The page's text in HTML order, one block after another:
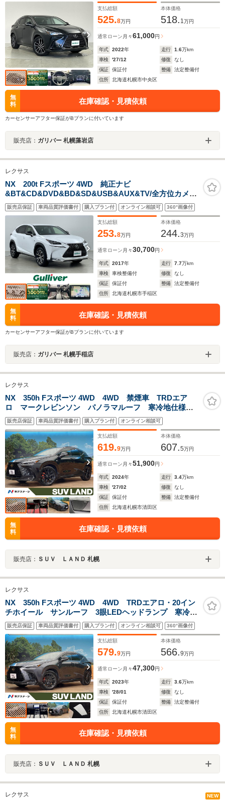
支払総額
525.8万円
本体価格
518. 1万円
通常ローン 月々61,000円
年式 2022年 走行 1.6万km
車検
'27/12 修復
なし
保証
保証付 整備
法定整備付
住所
北海道札幌市中央区
無
料
在庫確認・見積依頼
カーセンサーアフター保証がBプランに付いています
販売店： ガリバー 札幌藻岩店
レクサス
NX 200t Fスポーツ 4WD 純正ナビ
&BT&CD&DVD&BD&SD&USB&AUX&TV/全方位カメラ/
全方位カメラ/レーダークルコン/ブラインドスポットモニ
ター/前席シートヒーター/前席エアシート/社外ドライブレ
コーダー
販売店保証 車両品質評価書付 購入プラン付 オンライン相談可 360°画像付
支払総額
253.8万円
本体価格
244.3万円
通常ローン 月々30,700円
年式 2017年 走行 7.7万km
車検
車検整備付 修復
なし
保証
保証付 整備
法定整備付
住所
北海道札幌市手稲区
無
料
在庫確認・見積依頼
カーセンサーアフター保証がBプランに付いています
販売店： ガリバー 札幌手稲店
レクサス
NX 350h Fスポーツ 4WD 4WD 禁煙車 TRDエア
ロ マークレビンソン パノラマルーフ 寒冷地仕様 3
眼LEDヘッドライト 14型ディスプレイオーディオプラ
ス 全周囲カメラ パワーバックドア シートベンチレ
ーション ETC
販売店保証 車両品質評価書付 購入プラン付 オンライン相談可
支払総額
619.9万円
本体価格
607.5万円
通常ローン 月々51,900円
年式 2024年 走行 3.4万km
車検
'27/02 修復
なし
保証
保証付 整備
法定整備付
住所
北海道札幌市清田区
無
料
在庫確認・見積依頼
販売店： ＳＵＶ ＬＡＮＤ 札幌
レクサス
NX 350h Fスポーツ 4WD 4WD TRDエアロ・20イン
チホイール サンルーフ 3眼LEDヘッドランプ 寒冷地
仕様 14型ディスプレイオーディオ 全周囲カメラ パ
ワーバックドア デジタルインナーミラー ETC シー
トヒーター
販売店保証 車両品質評価書付 購入プラン付 オンライン相談可 360°画像付
支払総額
579.9万円
本体価格
566.9万円
通常ローン 月々47,300円
年式 2023年 走行 3.6万km
車検
'28/01 修復
なし
保証
保証付 整備
法定整備付
住所
北海道札幌市清田区
無
料
在庫確認・見積依頼
販売店： ＳＵＶ ＬＡＮＤ 札幌
レクサス NEW